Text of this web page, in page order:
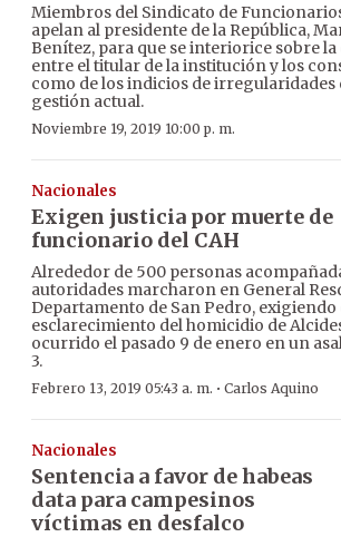
Miembros del Sindicato de
apelan al presidente de la República,
Benítez, para que se interiorice sobre
entre el titular de la institución y los
como de los indicios de irregularidades
gestión actual.
Noviembre 19, 2019 10:00 p. m.
Nacionales
Exigen justicia por muerte de
funcionario del CAH
Alrededor de 500 personas
autoridades marcharon en General
Departamento de San Pedro, exigiendo
esclarecimiento del homicidio de
ocurrido el pasado 9 de enero en un
3.
Febrero 13, 2019 05:43 a. m. · Carlos Aquino
Nacionales
Sentencia a favor de habeas
data para campesinos
víctimas en desfalco